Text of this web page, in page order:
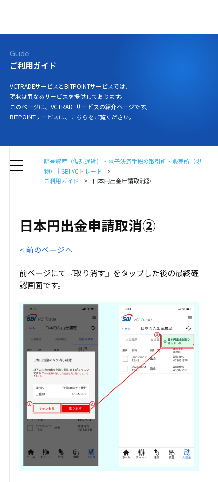
Guide
ご利用ガイド
VCTRADEサービスとBITPOINTサービスでは、
現状は異なるサービスを提供しております。
このページは、VCTRADEサービスの紹介ページです。
BITPOINTサービスは、
こちらをご覧ください。
暗号資産（仮想通貨）・電子決済手段の取引所・販売所（現
物）｜SBI VCトレード
ご利用ガイド
日本円出金申請取消②
日本円出金申請取消②
< 前のページへ
前ページにて『取り消す』をタップした後の最終確
認画面です。